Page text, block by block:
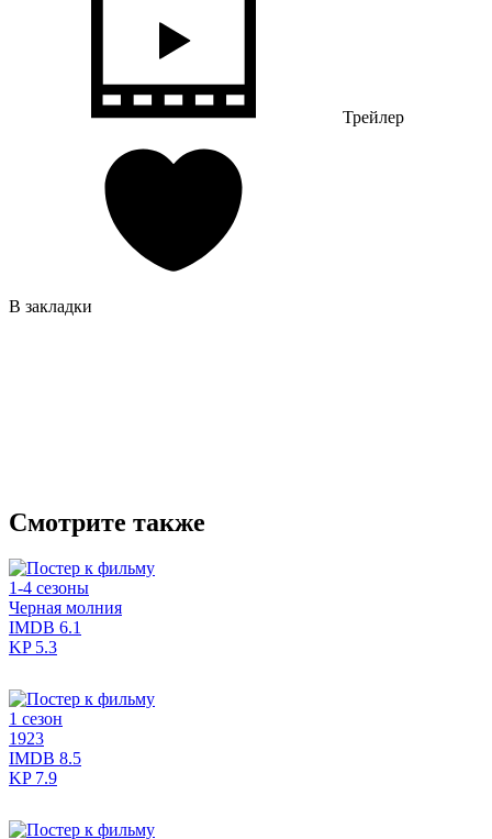
Трейлер
В закладки
Смотрите также
1-4 сезоны
Черная молния
IMDB 6.1
KP5.3
1 сезон
1923
IMDB 8.5
KP7.9